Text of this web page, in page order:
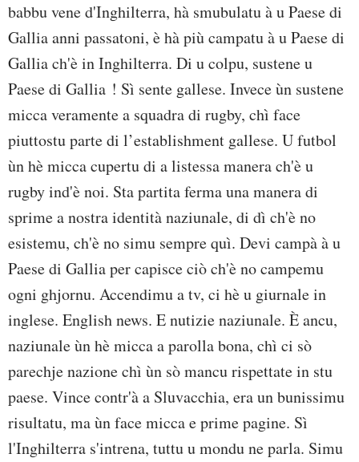
babbu vene d'Inghilterra, hà smubulatu à u Paese di
Gallia anni passatoni, è hà più campatu à u Paese di
Gallia ch'è in Inghilterra. Di u colpu, sustene u
Paese di Gallia ! Sì sente gallese. Invece ùn sustene
micca veramente a squadra di rugby, chì face
piuttostu parte di l’establishment gallese. U futbol
ùn hè micca cupertu di a listessa manera ch'è u
rugby ind'è noi. Sta partita ferma una manera di
sprime a nostra identità naziunale, di dì ch'è no
esistemu, ch'è no simu sempre quì. Devi campà à u
Paese di Gallia per capisce ciò ch'è no campemu
ogni ghjornu. Accendimu a tv, ci hè u giurnale in
inglese. English news. E nutizie naziunale. È ancu,
naziunale ùn hè micca a parolla bona, chì ci sò
parechje nazione chì ùn sò mancu rispettate in stu
paese. Vince contr'à a Sluvacchia, era un bunissimu
risultatu, ma ùn face micca e prime pagine. Sì
l'Inghilterra s'intrena, tuttu u mondu ne parla. Simu